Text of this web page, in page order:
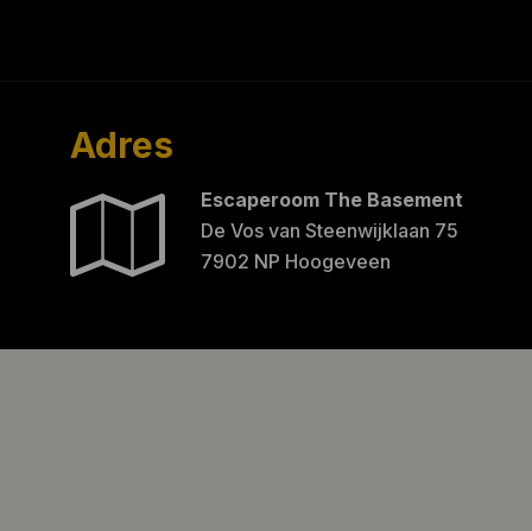
Adres
Escaperoom The Basement
De Vos van Steenwijklaan 75
7902 NP Hoogeveen